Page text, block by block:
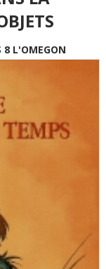
8 L'OMEGON